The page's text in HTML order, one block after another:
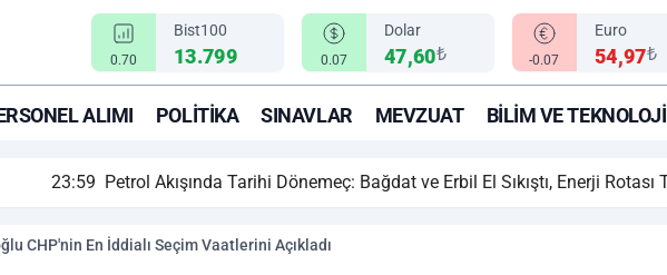
0.70
Bist100
13.799 0.07
Dolar
47,60₺ -0.07
Euro
54,97₺
ALIMI POLITIKA SINAVLAR MEVZUAT BILIM VE TEKNOLOJI
Tarihi Dönemeç: Bağdat ve Erbil El Sıkıştı, Enerji Rotası Türkiye!
CHP'nin En İddialı Seçim Vaatlerini Açıkladı